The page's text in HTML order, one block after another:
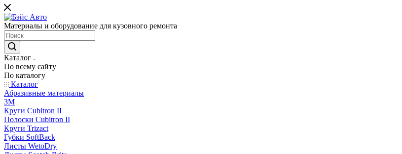
Материалы и оборудование для кузовного ремонта
Каталог
По всему сайту
По каталогу
Каталог
Абразивные материалы
3M
Круги Cubitron II
Полоски Cubitron II
Круги Trizact
Губки SoftBack
Листы WetoDry